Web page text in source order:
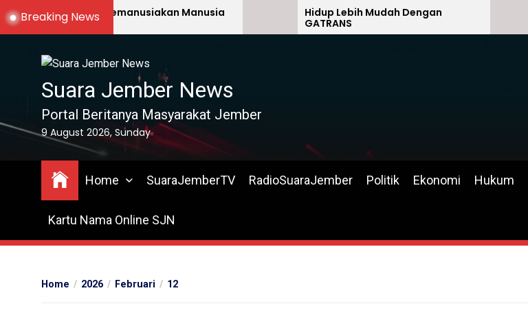
Skip
to
Breaking News
Gatrans Memanusiakan Manusia
Lain
Hidup Lebih Mudah Dengan
GATRANS
Suara Jember News
Portal Beritanya Masyarakat Jember
9 August 2026, Sunday
Home SuaraJemberTV RadioSuaraJember Politik Ekonomi Hukum
Kartu Nama Online SJN
Home 2026 Februari 12